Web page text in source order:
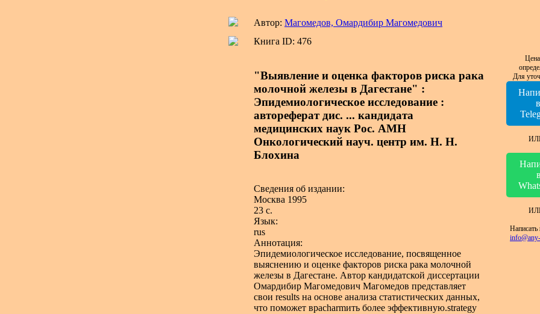
Автор: Магомедов, Омардибир Магомедович
Книга ID: 476
"Выявление и оценка факторов риска рака
молочной железы в Дагестане" :
Эпидемиологическое исследование :
автореферат дис. ... кандидата
медицинских наук Рос. АМН
Онкологический науч. центр им. Н. Н.
Блохина
Сведения об издании:
Москва 1995
23 с.
Язык:
rus
Аннотация:
Эпидемиологическое исследование, посвященное
выяснению и оценке факторов риска рака молочной
железы в Дагестане. Автор кандидатской диссертации
Омардибир Магомедович Магомедов представляет
свои results на основе анализа статистических данных,
что поможет враcharmить более эффективную.strategy
Для
в
в
Написать